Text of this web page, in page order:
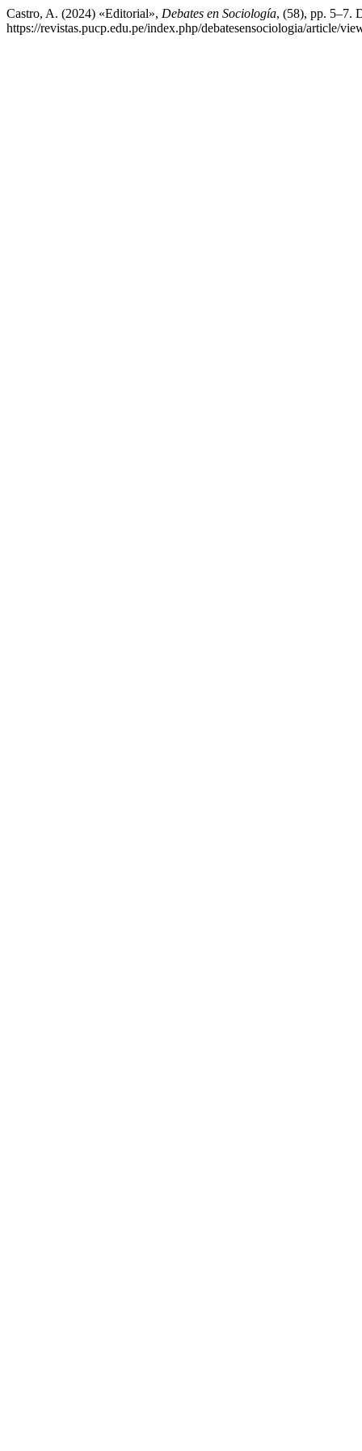
Castro, A. (2024) «Editorial», Debates en Sociología, (58), pp. 5–7.
https://revistas.pucp.edu.pe/index.php/debatesensociologia/article/